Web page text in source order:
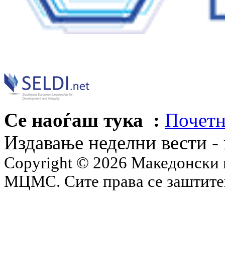
Се наоѓаш тука :
Издавање неделни вести
Copyright © 2026 Македонски
МЦМС. Сите права се